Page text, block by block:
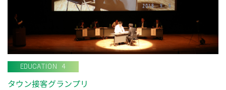
EDUCATION 4
タウン接客グランプリ